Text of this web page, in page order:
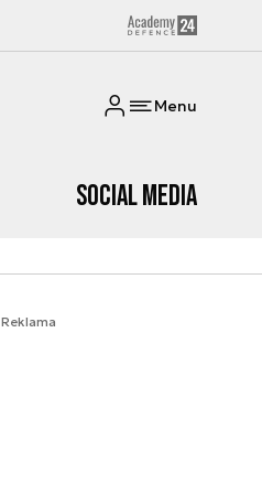
Menu
Social media
Reklama